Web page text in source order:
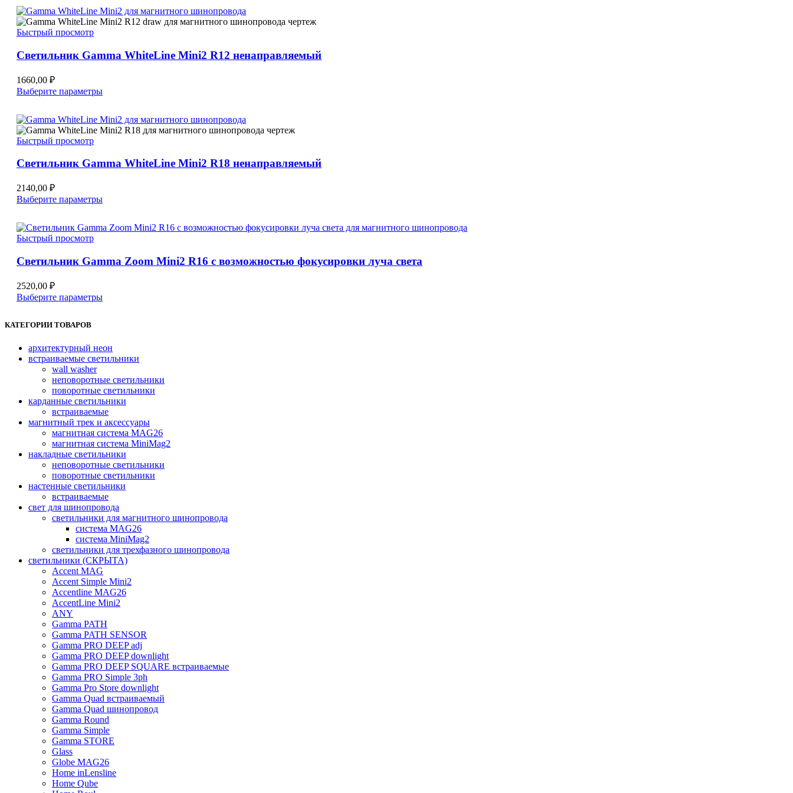
несколько
вариаций.
выбрать
товара.
Быстрый просмотр
Светильник Gamma WhiteLine Mini2 R12 ненаправляемый
1660,00 ₽
Выберите параметрыЭтот
несколько
вариаций.
выбрать
товара.
Быстрый просмотр
Светильник Gamma WhiteLine Mini2 R18 ненаправляемый
2140,00 ₽
Выберите параметрыЭтот
несколько
можно
странице
товара.
Быстрый просмотр
Светильник Gamma Zoom Mini2 R16 с возможностью фокусировки луча света
2520,00 ₽
Выберите параметрыЭтот
Опции
можно
на
странице
товара.
КАТЕГОРИИ ТОВАРОВ
архитектурный неон
встраиваемые светильники
wall washer
неповоротные светильники
поворотные светильники
карданные светильники
встраиваемые
магнитный трек и аксессуары
магнитная система MAG26
магнитная система MiniMag2
накладные светильники
неповоротные светильники
поворотные светильники
настенные светильники
встраиваемые
свет для шинопровода
светильники для магнитного шинопровода
система MAG26
система MiniMag2
светильники для трехфазного шинопровода
светильники (СКРЫТА)
Accent MAG
Accent Simple Mini2
Accentline MAG26
AccentLine Mini2
ANY
Gamma PATH
Gamma PATH SENSOR
Gamma PRO DEEP adj
Gamma PRO DEEP downlight
Gamma PRO DEEP SQUARE встраиваемые
Gamma PRO Simple 3ph
Gamma Pro Store downlight
Gamma Quad встраиваемый
Gamma Quad шинопровод
Gamma Round
Gamma Simple
Gamma STORE
Glass
Globe MAG26
Home inLensline
Home Qube